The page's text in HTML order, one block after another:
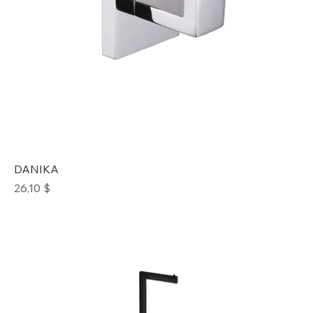
DANIKA
Prix
26,10 $